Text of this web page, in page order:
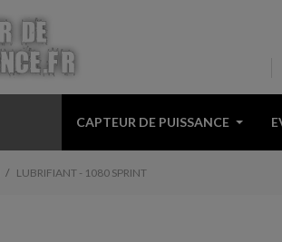
CAPTEUR DE PUISSANCE
LUBRIFIANT - 1080 SPRINT